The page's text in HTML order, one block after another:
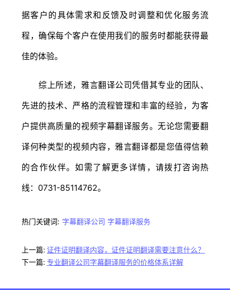
据客户的具体需求和反馈及时调整和优化服务流
程，确保每个客户在使用我们的服务时都能获得最
佳的体验。
综上所述，雅言翻译公司凭借其专业的团队、
先进的技术、严格的流程管理和丰富的经验，为客
户提供高质量的视频字幕翻译服务。无论您需要翻
译何种类型的视频内容，雅言翻译都是您值得信赖
的合作伙伴。如需了解更多详情，请拨打咨询热
线：0731-85114762。
热门关键词: 字幕翻译公司 字幕翻译服务
上一篇: 证件证明翻译内容，证件证明翻译需要注意什么？
下一篇: 专业翻译公司字幕翻译服务的价格体系详解